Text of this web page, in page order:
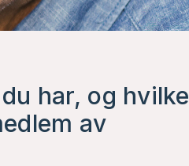
har, og hvilke
av